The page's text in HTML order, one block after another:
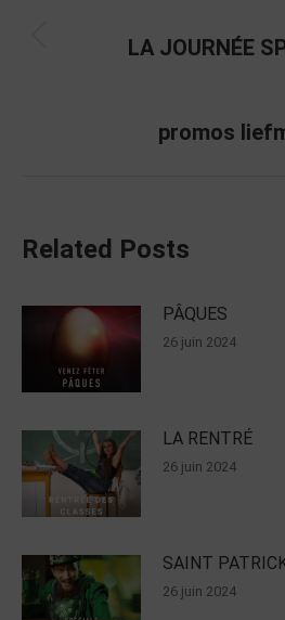
LA JOURNÉE
promos
Related Posts
PÂQUES
26 juin 2024
LA RENTRÉ
26 juin 2024
SAINT
26 juin 2024